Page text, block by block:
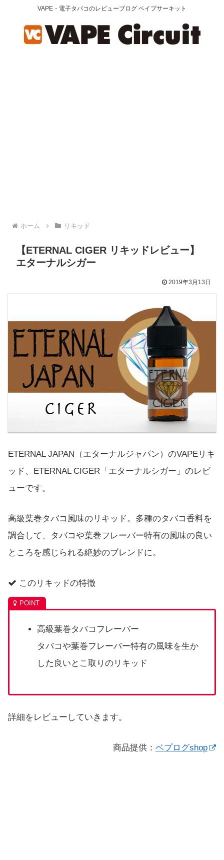
VAPE・電子タバコのレビューブログ ベイプサーキット
ホーム リキッド
【ETERNAL CIGER リキッドレビュー】
エターナルシガー
2019年3月13日
ETERNAL JAPAN（エターナルジャパン）のVAPEリキ
ッド、ETERNAL CIGER「エターナルシガー」のレビ
ューです。
高級葉巻タバコ風味のリキッド。多種のタバコ香料を
調合して、タバコや葉巻フレーバー特有の風味の良い
ところを感じられる絶妙のブレンドに。
このリキッドの特徴
高級葉巻タバコフレーバー
タバコや葉巻フレーバー特有の風味を生か
した良いとこ取りのリキッド
詳細をレビューしていきます。
商品提供： ベプログshop